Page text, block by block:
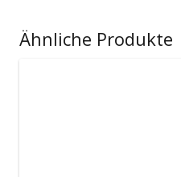
Ähnliche Produkte